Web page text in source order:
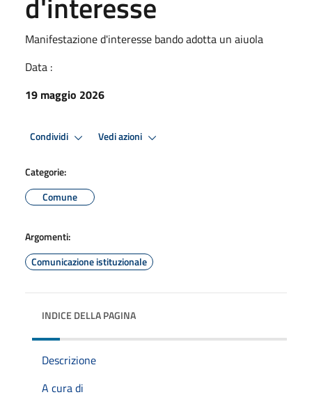
Manifestazione d'interesse bando adotta un aiuola
Data :
19 maggio 2026
Condividi Vedi azioni
Categorie:
Comune
Argomenti:
Comunicazione istituzionale
INDICE DELLA PAGINA
Descrizione
A cura di